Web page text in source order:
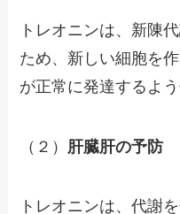
トレオニンは、新陳
ため、新しい細胞を
が正常に発達するよう
（２） 肝臓肝の予防
トレオニンは、代謝